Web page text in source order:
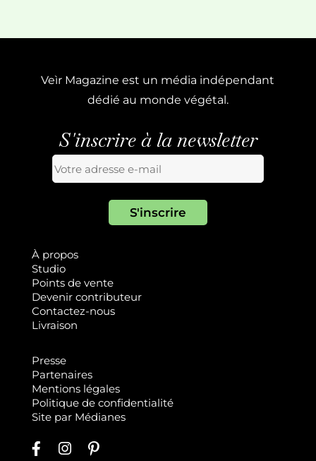
Veìr Magazine est un média indépendant
dédié au monde végétal.
S'inscrire à la newsletter
À propos
Studio
Points de vente
Devenir contributeur
Contactez-nous
Livraison
Presse
Partenaires
Mentions légales
Politique de confidentialité
Site par Médianes